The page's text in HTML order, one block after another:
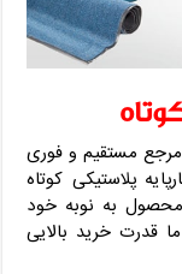
مرجع مستقیم و فوری
پلاستیکی کوتاه
به نوبه خود
قدرت خرید بالایی